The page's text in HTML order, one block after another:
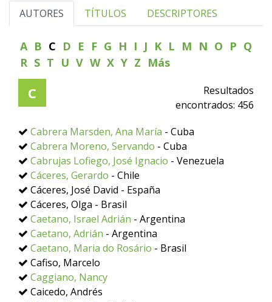
AUTORES TÍTULOS DESCRIPTORES
A B C D E F G H I J K L M N O P Q
R S T U V W X Y Z Más
C
Resultados
encontrados: 456
Cabrera Marsden, Ana María - Cuba
Cabrera Moreno, Servando - Cuba
Cabrujas Lofiego, José Ignacio - Venezuela
Cáceres, Gerardo - Chile
Cáceres, José David - España
Cáceres, Olga - Brasil
Caetano, Israel Adrián - Argentina
Caetano, Adrián - Argentina
Caetano, Maria do Rosário - Brasil
Cafiso, Marcelo
Caggiano, Nancy
Caicedo, Andrés